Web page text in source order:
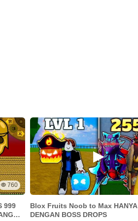
760
999
Blox Fruits Noob to Max HANYA
DENGAN BOSS DROPS